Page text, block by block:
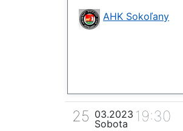
AHK Sokoľany
25 03.2023
Sobota
19:30